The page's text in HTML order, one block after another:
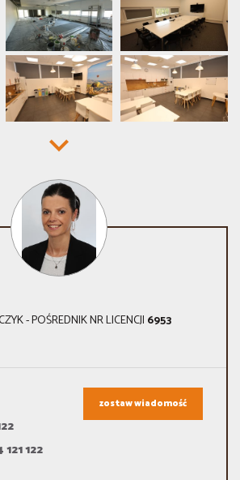
- POŚREDNIK NR LICENCJI 6953
122
zostaw wiadomość